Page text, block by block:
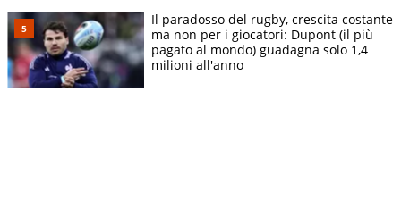
Il paradosso del rugby, crescita costante
ma non per i giocatori: Dupont (il più
pagato al mondo) guadagna solo 1,4
milioni all'anno